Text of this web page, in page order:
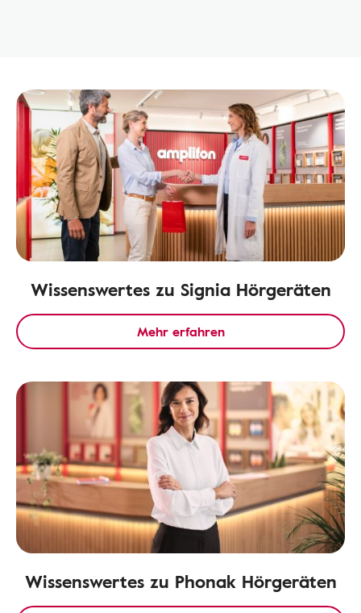
Wissenswertes zu Signia Hörgeräten
Mehr erfahren
Wissenswertes zu Phonak Hörgeräten